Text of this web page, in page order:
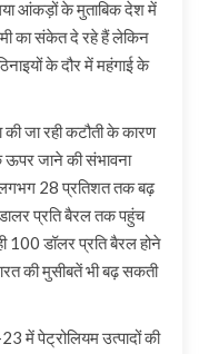
आंकड़ों के मुताबिक देश में
का संकेत दे रहे हैं लेकिन
के दौर में महंगाई के
की जा रही कटौती के कारण
जाने की संभावना
28 प्रतिशत तक बढ़
प्रति बैरल तक पहुंच
100 डॉलर प्रति बैरल होने
की मुसीबतें भी बढ़ सकती
में पेट्रोलियम उत्पादों की